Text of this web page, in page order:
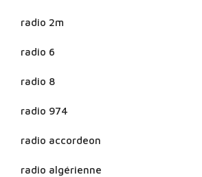
radio 2m
radio 6
radio 8
radio 974
radio accordeon
radio algérienne